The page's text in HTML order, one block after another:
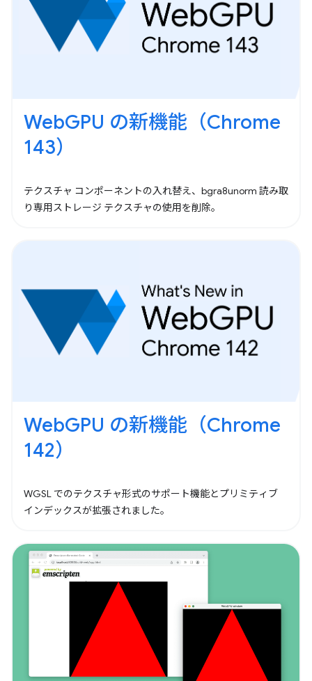
WebGPU の新機能（Chrome
143）
テクスチャ コンポーネントの入れ替え、bgra8unorm 読み取
り専用ストレージ テクスチャの使用を削除。
WebGPU の新機能（Chrome
142）
WGSL でのテクスチャ形式のサポート機能とプリミティブ
インデックスが拡張されました。